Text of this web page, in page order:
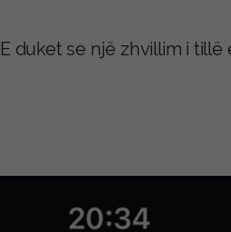
E duket se një zhvillim i